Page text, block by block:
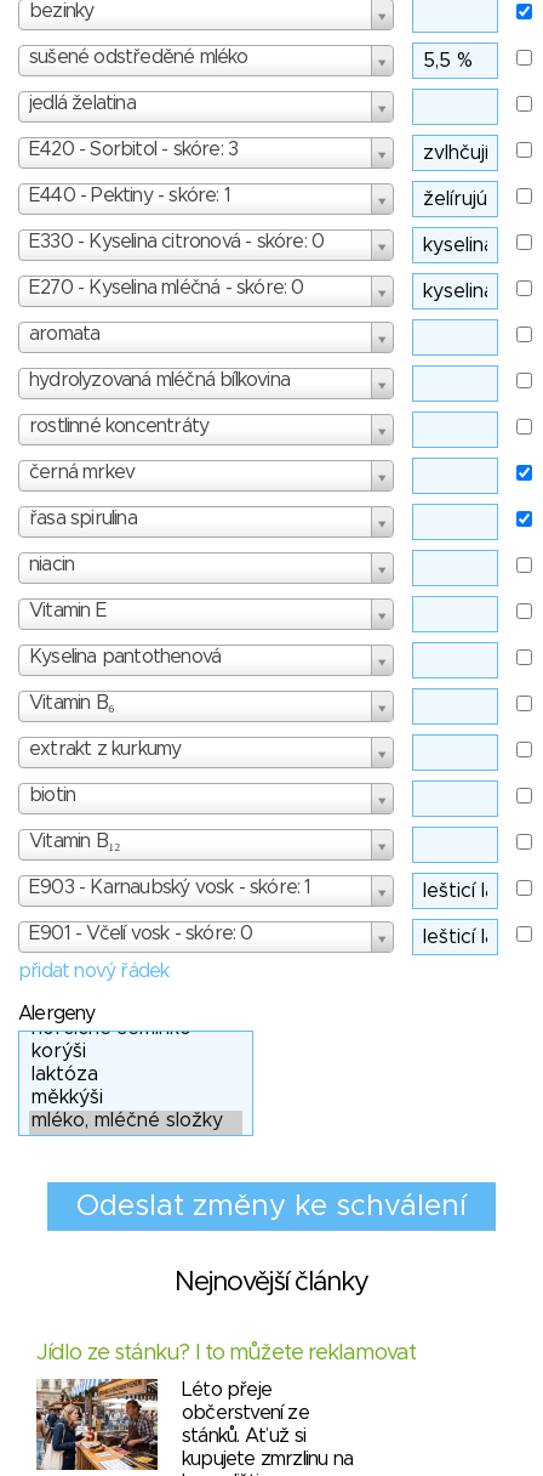
bezinky
sušené odstředěné mléko
jedlá želatina
E420 - Sorbitol - skóre: 3
E440 - Pektiny - skóre: 1
E330 - Kyselina citronová - skóre: 0
E270 - Kyselina mléčná - skóre: 0
aromata
hydrolyzovaná mléčná bílkovina
rostlinné koncentráty
černá mrkev
řasa spirulina
niacin
Vitamin E
Kyselina pantothenová
Vitamin B₆
extrakt z kurkumy
biotin
Vitamin B₁₂
E903 - Karnaubský vosk - skóre: 1
E901 - Včelí vosk - skóre: 0
přidat nový řádek
Alergeny
Nejnovější články
Jídlo ze stánku? I to můžete reklamovat
Léto přeje
občerstvení ze
stánků. Ať už si
kupujete zmrzlinu na